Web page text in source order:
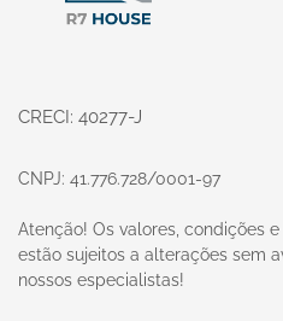
CRECI: 40277-J
CNPJ: 41.776.728/0001-97
Atenção! Os valores, condições
estão sujeitos a alterações sem
nossos especialistas!